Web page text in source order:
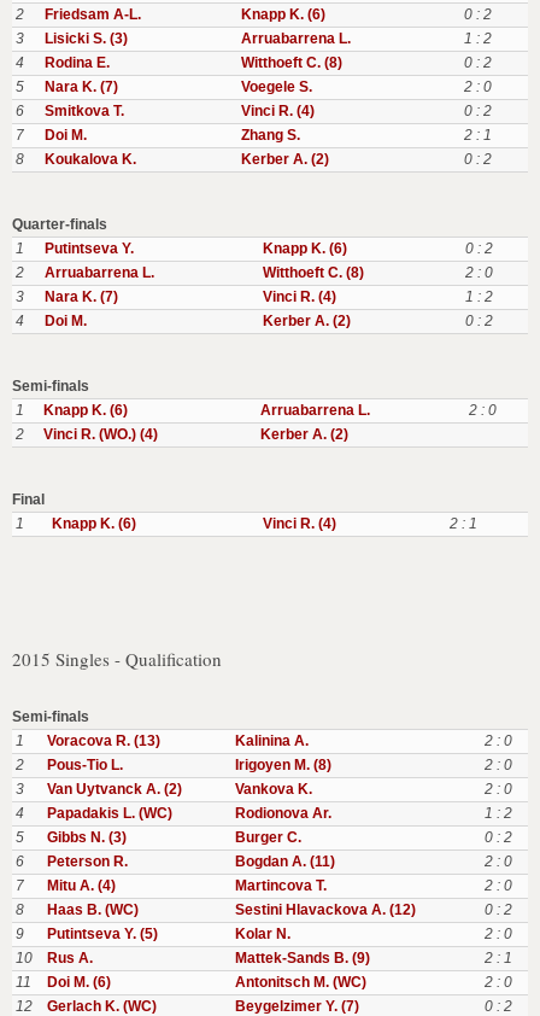
2
Friedsam A-L. Knapp K. (6)
0 : 2
3
Lisicki S. (3) Arruabarrena L.
1 : 2
4
Rodina E. Witthoeft C. (8)
0 : 2
5
Nara K. (7) Voegele S.
2 : 0
6
Smitkova T. Vinci R. (4)
0 : 2
7
Doi M. Zhang S.
2 : 1
8
Koukalova K. Kerber A. (2) 0 : 2
Quarter-finals
1
Putintseva Y. Knapp K. (6)
0 : 2
2
Arruabarrena L. Witthoeft C. (8)
2 : 0
3
Nara K. (7) Vinci R. (4)
1 : 2
4
Doi M. Kerber A. (2) 0 : 2
Semi-finals
1
Knapp K. (6) Arruabarrena L.
2 : 0
2
Vinci R. (WO.) (4) Kerber A. (2)
Final
1
Knapp K. (6) Vinci R. (4) 2 : 1
2015 Singles - Qualification
Semi-finals
1
Voracova R. (13) Kalinina A.
2 : 0
2
Pous-Tio L. Irigoyen M. (8)
2 : 0
3
Van Uytvanck A. (2) Vankova K.
2 : 0
4
Papadakis L. (WC) Rodionova Ar.
1 : 2
5
Gibbs N. (3) Burger C.
0 : 2
6
Peterson R. Bogdan A. (11)
2 : 0
7
Mitu A. (4) Martincova T.
2 : 0
8
Haas B. (WC) Sestini Hlavackova A. (12)
0 : 2
9
Putintseva Y. (5) Kolar N.
2 : 0
10
Rus A. Mattek-Sands B. (9)
2 : 1
11
Doi M. (6) Antonitsch M. (WC)
2 : 0
12
Gerlach K. (WC) Beygelzimer Y. (7) 0 : 2